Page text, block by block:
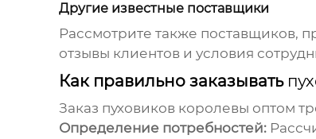
Другие известные поставщики
Рассмотрите также поставщиков,
отзывы клиентов и условия
Как правильно заказывать
Заказ пуховиков королевы оптом
Определение потребностей: